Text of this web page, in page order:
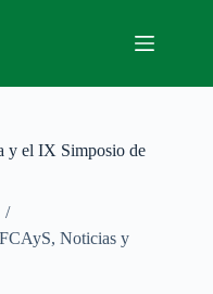
y el IX Simposio de
, Noticias y